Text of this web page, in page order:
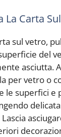
La Carta
sul vetro,
del
asciutta.
per vetro o
le superfici e